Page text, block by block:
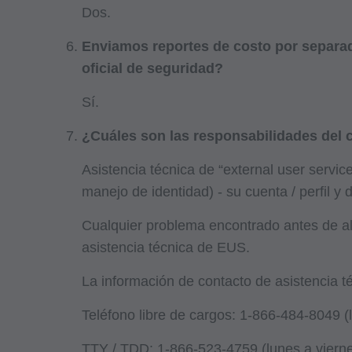
Dos.
Enviamos reportes de costo por
oficial de seguridad?
Sí.
¿Cuáles son las responsabilidades del
Asistencia técnica de “external user
manejo de identidad) - su cuenta / perfil y
Cualquier problema encontrado antes de
asistencia técnica de EUS.
La información de contacto de asistencia
Teléfono libre de cargos: 1-866-484-8049
TTY / TDD: 1-866-523-4759 (lunes a
atada por este
aplicables de
Aviso Legal de
otras, las
tarifas fijas,
medicina de forma
La AMA no se
con el uso, el no